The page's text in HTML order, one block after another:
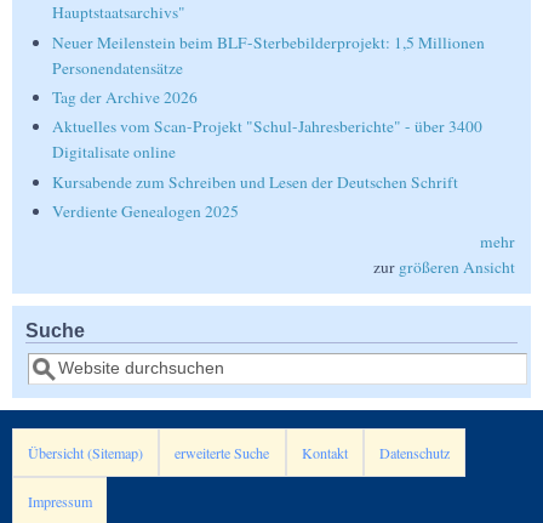
Hauptstaatsarchivs"
Neuer Meilenstein beim BLF-Sterbebilderprojekt: 1,5 Millionen
Personendatensätze
Tag der Archive 2026
Aktuelles vom Scan-Projekt "Schul-Jahresberichte" - über 3400
Digitalisate online
Kursabende zum Schreiben und Lesen der Deutschen Schrift
Verdiente Genealogen 2025
mehr
zur größeren Ansicht
Suche
Suche
Übersicht (Sitemap) erweiterte Suche Kontakt Datenschutz
Impressum